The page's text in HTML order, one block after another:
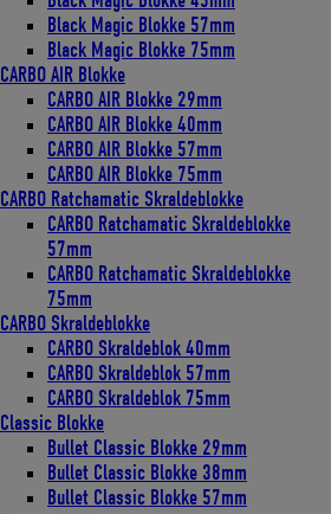
Black Magic Blokke 57mm
Black Magic Blokke 75mm
CARBO AIR Blokke
CARBO AIR Blokke 29mm
CARBO AIR Blokke 40mm
CARBO AIR Blokke 57mm
CARBO AIR Blokke 75mm
CARBO Ratchamatic Skraldeblokke
CARBO Ratchamatic Skraldeblokke
57mm
CARBO Ratchamatic Skraldeblokke
75mm
CARBO Skraldeblokke
CARBO Skraldeblok 40mm
CARBO Skraldeblok 57mm
CARBO Skraldeblok 75mm
Classic Blokke
Bullet Classic Blokke 29mm
Bullet Classic Blokke 38mm
Bullet Classic Blokke 57mm